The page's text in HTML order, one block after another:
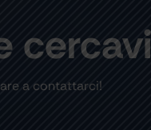
a contattarci!